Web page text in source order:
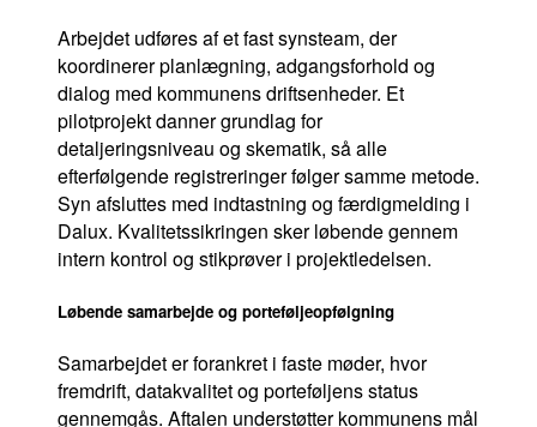
Arbejdet udføres af et fast synsteam, der
koordinerer planlægning, adgangsforhold og
dialog med kommunens driftsenheder. Et
pilotprojekt danner grundlag for
detaljeringsniveau og skematik, så alle
efterfølgende registreringer følger samme metode.
Syn afsluttes med indtastning og færdigmelding i
Dalux. Kvalitetssikringen sker løbende gennem
intern kontrol og stikprøver i projektledelsen.
Løbende samarbejde og porteføljeopfølgning
Samarbejdet er forankret i faste møder, hvor
fremdrift, datakvalitet og porteføljens status
gennemgås. Aftalen understøtter kommunens mål